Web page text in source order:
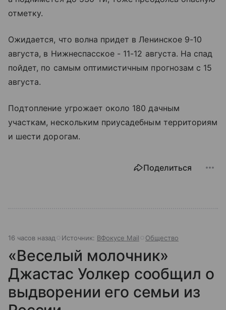
отметку.
Ожидается, что волна придет в Ленинское 9-10
августа, в Нижнеспасское - 11-12 августа. На спад
пойдет, по самым оптимистичным прогнозам с 15
августа.
Подтопление угрожает около 180 дачным
участкам, нескольким приусадебным территориям
и шести дорогам.
Поделиться
16 часов назад Источник: ВФокусе Mail Общество
«Веселый молочник»
Джастас Уолкер сообщил о
выдворении его семьи из